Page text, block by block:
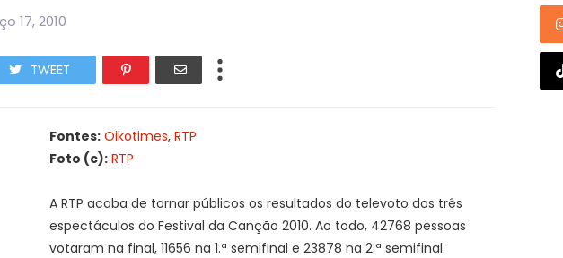
17, 2010
TWEET
Fontes: Oikotimes, RTP
Foto (c): RTP
A RTP acaba de tornar públicos os resultados do televoto dos três
espectáculos do Festival da Canção 2010. Ao todo, 42768 pessoas
votaram na final, 11656 na 1.ª semifinal e 23878 na 2.ª semifinal.